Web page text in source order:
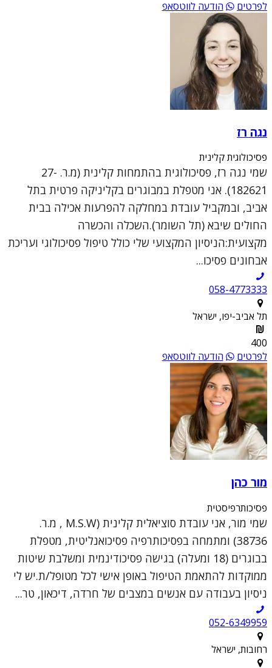
לפרטים
הודעה לווטסאפ
נגה רז
פסיכולוגית קלינית
שמי נגה רז, פסיכולוגית בהתמחות קלינית (מ.ר. 27-
182621). אני מטפלת במבוגרים בקליניקה פרטית בתל
אביב, ובמקביל עובדת במחלקה להפרעות אכילה בבית
החולים שיבא (תל השומר).השכלה והכשרה
מקצועית:הניסיון המקצועי שלי כולל טיפול פסיכולוגי ועריכת
אבחונים פסיכו...
058-4773333
תל אביב-יפו, ישראל
400
לפרטים
הודעה לווטסאפ
מור כהן
פסיכותרפיסטית
שמי מור, אני עובדת סוציאלית קלינית (M.S.W , מ.ר.
38736) ומתמחה בפסיכותרפיה פסיכואנליטית, מטפלת
בבוגרים (18 ומעלה) בגישה פסיכודינמית ומשלבת שיטות
ממוקדות להתאמת הטיפול באופן אישי לכל מטופל/ת.יש לי
ניסיון בעבודה עם אנשים במצבים של חרדה, דיכאון, טר...
052-6349959
רחובות, ישראל